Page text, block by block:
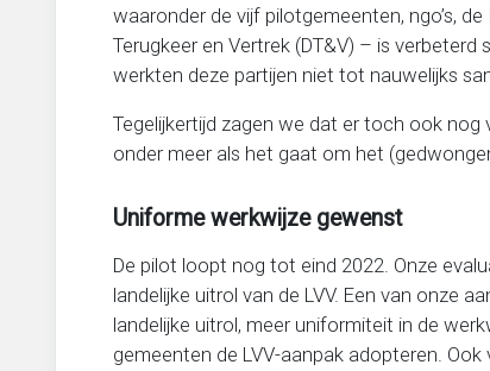
waaronder de vijf pilotgemeenten, ngo’s,
Terugkeer en Vertrek (DT&V) – is
werkten deze partijen niet tot nauwelijks
Tegelijkertijd zagen we dat er toch ook
onder meer als het gaat om het
Uniforme werkwijze gewenst
De pilot loopt nog tot eind 2022. Onze
landelijke uitrol van de LVV. Een van onze
landelijke uitrol, meer uniformiteit in de
gemeenten de LVV-aanpak adopteren.